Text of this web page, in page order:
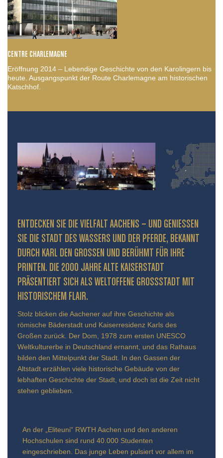
CENTRE CHARLEMAGNE
Eröffnung 2014 – Lebendige Geschichte von den Karolingern bis
heute. Ausgangspunkt der Route Charlemagne am historischen
Katschhof.
ENTDECKEN SIE DIE VIELFALT AACHENS – UND GENIESSEN S
IE DIE STADT DES WASSERS UND DER PFERDE, BEKANNT D
URCH KARL DEN GROSSEN UND BERÜHMT FÜR IHRE PR
INTEN. DIE 2000 JAHRE ALTE KAISERSTADT PR
ÄSENTIERT SICH ALS WELTOFFENE GROSSSTADT MIT HIS
TORISCHEM FLAIR.
Stolz blicken die Aachener auf ihre Geschichte als
römische Bäderstadt und Kaiserresidenz Karls des
Großen zurück. Der Dom, 1978 zum ersten UNESCO
Weltkulturerbe in Deutschland ernannt, und das Rathaus
bilden den Mittelpunkt der Stadt. In den Gassen der
Altstadt erzählen viele historische Gebäude von der
lebhaften Geschichte der Stadt, und doch ist die Zeit nicht
stehen geblieben.
An der „Eliteuni“ RWTH Aachen und den anderen
Hochschulen sind rund 40.000 Studenten
eingeschrieben. Das junge Leben pulsiert vor allem im